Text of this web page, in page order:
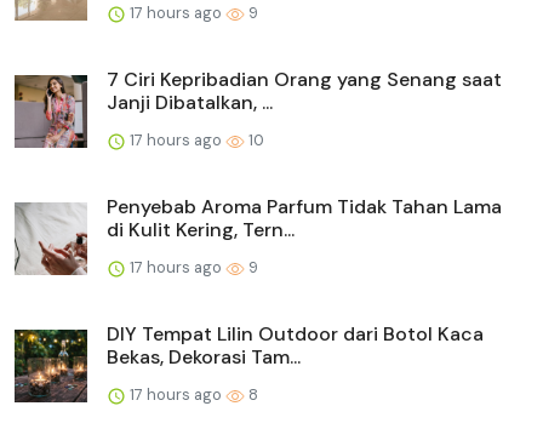
17 hours ago 9
7 Ciri Kepribadian Orang yang Senang saat
Janji Dibatalkan, ...
17 hours ago 10
Penyebab Aroma Parfum Tidak Tahan Lama
di Kulit Kering, Tern...
17 hours ago 9
DIY Tempat Lilin Outdoor dari Botol Kaca
Bekas, Dekorasi Tam...
17 hours ago 8